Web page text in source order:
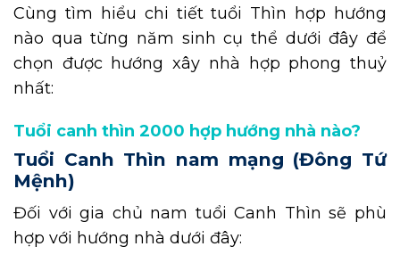
Cùng tìm hiểu chi tiết tuổi Thìn hợp hướng
nào qua từng năm sinh cụ thể dưới đây để
chọn được hướng xây nhà hợp phong thuỷ
nhất:
Tuổi canh thìn 2000 hợp hướng nhà nào?
Tuổi Canh Thìn nam mạng (Đông Tứ
Mệnh)
Đối với gia chủ nam tuổi Canh Thìn sẽ phù
hợp với hướng nhà dưới đây: